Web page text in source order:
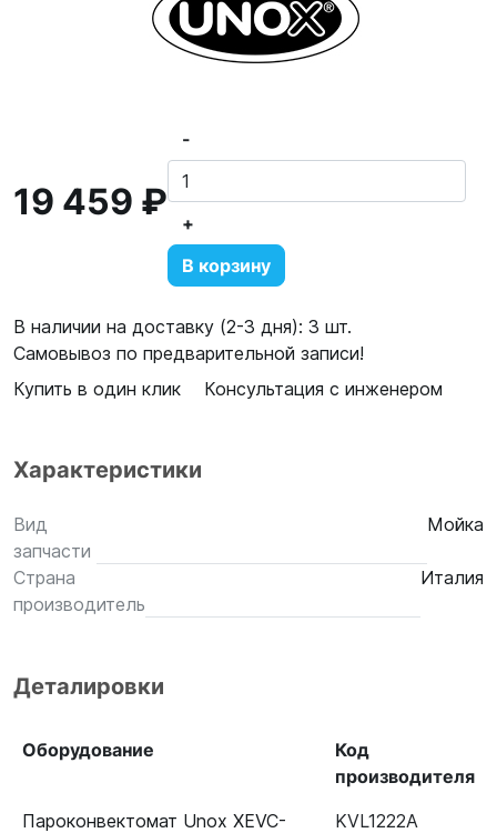
19 459 ₽
-
+
В корзину
В наличии на доставку (2-3 дня): 3 шт.
Самовывоз по предварительной записи!
Купить в один клик
Консультация с инженером
Характеристики
Вид
запчасти
Мойка
Страна
производитель
Италия
Деталировки
Оборудование
Код
производителя
Пароконвектомат Unox XEVC-
KVL1222A